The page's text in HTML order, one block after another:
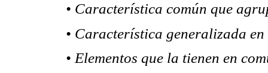
• Característica común que
• Característica generalizada
• Elementos que la tienen en